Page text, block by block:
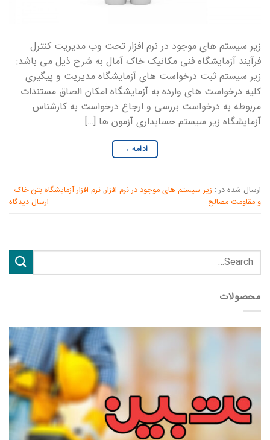
زیر سیستم های موجود در نرم افزار تحت وب مدیریت کنترل
فرآیند آزمایشگاه فنی مکانیک خاک آمال به شرح ذیل می باشد:
زیر سیستم ثبت درخواست های آزمایشگاه مدیریت و پیگیری
کلیه درخواست های وارده به آزمایشگاه امکان الصاق مستندات
مربوطه به درخواست بررسی و ارجاع درخواست به کارشناس
آزمایشگاه زیر سیستم حسابداری آزمون ها […]
ادامه →
ارسال شده در : زیر سیستم های موجود در نرم افزار, نرم افزار آزمایشگاه بتن خاک
و مقاومت مصالح
ارسال دیدگاه
محصولات